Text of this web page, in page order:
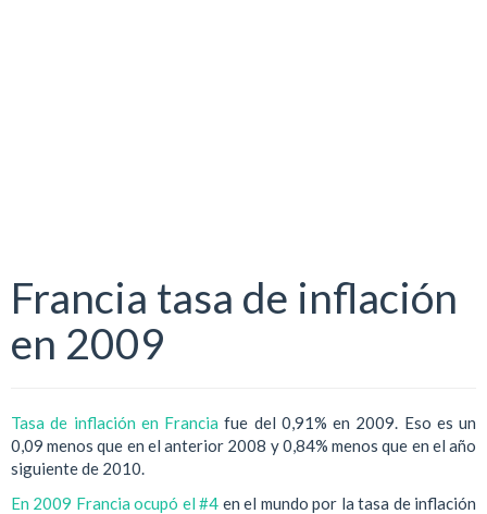
Francia tasa de inflación
en 2009
Tasa de inflación en Francia fue del 0,91% en 2009. Eso es un
0,09 menos que en el anterior 2008 y 0,84% menos que en el año
siguiente de 2010.
En 2009 Francia ocupó el #4 en el mundo por la tasa de inflación